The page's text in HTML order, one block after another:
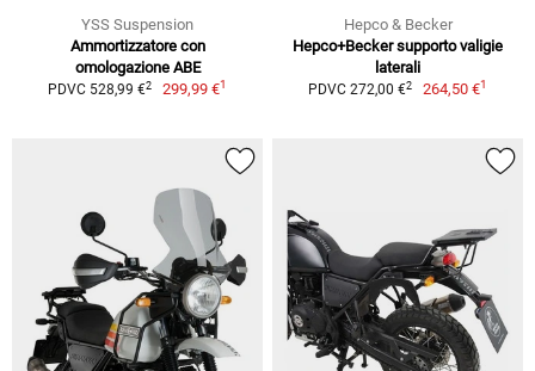
YSS Suspension
Ammortizzatore con
omologazione ABE
PDVC 528,99 €2 299,99 €1
Hepco & Becker
Hepco+Becker supporto valigie
laterali
PDVC 272,00 €2 264,50 €1